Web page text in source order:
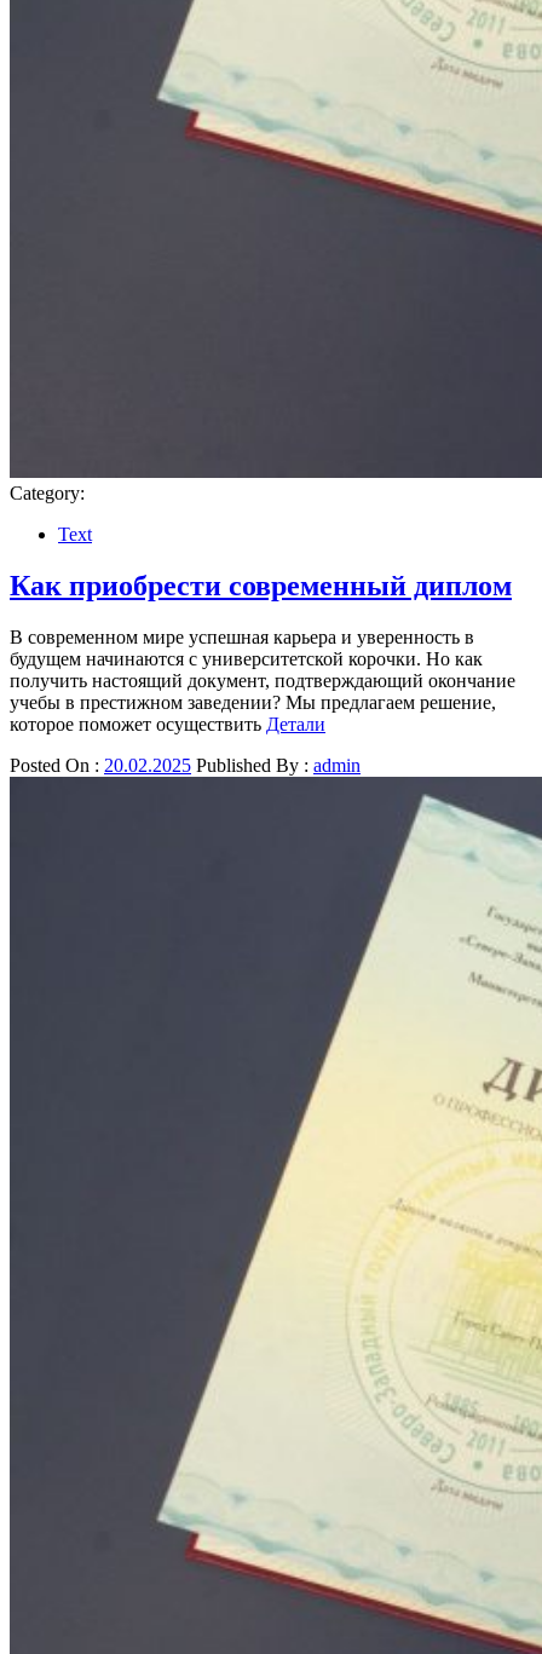
Category:
Text
Как приобрести современный диплом
В современном мире успешная карьера и уверенность в
будущем начинаются с университетской корочки. Но как
получить настоящий документ, подтверждающий окончание
учебы в престижном заведении? Мы предлагаем решение,
которое поможет осуществить Детали
Posted On : 20.02.2025 Published By : admin